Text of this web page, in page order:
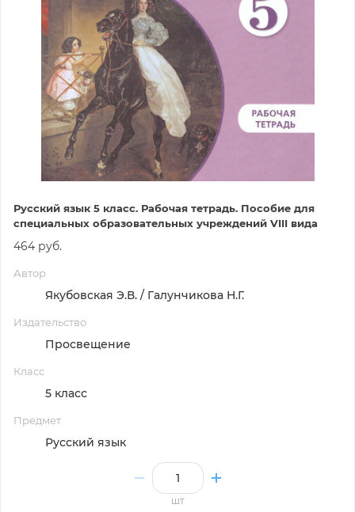
Русский язык 5 класс. Рабочая тетрадь. Пособие для
специальных образовательных учреждений VIII вида
464 руб.
Автор
Якубовская Э.В. / Галунчикова Н.Г.
Издательство
Просвещение
Класс
5 класс
Предмет
Русский язык
шт